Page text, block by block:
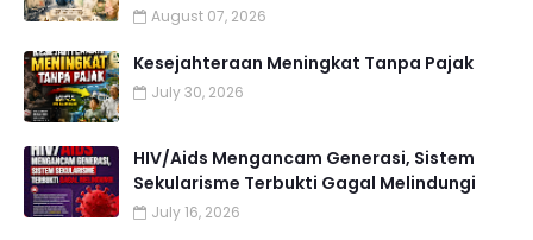
August 07, 2026
Kesejahteraan Meningkat Tanpa Pajak
July 30, 2026
HIV/Aids Mengancam Generasi, Sistem
Sekularisme Terbukti Gagal Melindungi
July 16, 2026